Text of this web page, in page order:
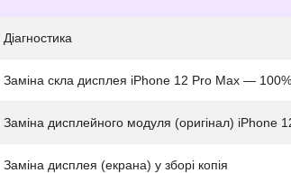
Діагностика
Заміна скла дисплея iPhone 12 Pro Max — 100%
Заміна дисплейного модуля (оригінал) iPhone
Заміна дисплея (екрана) у зборі копія